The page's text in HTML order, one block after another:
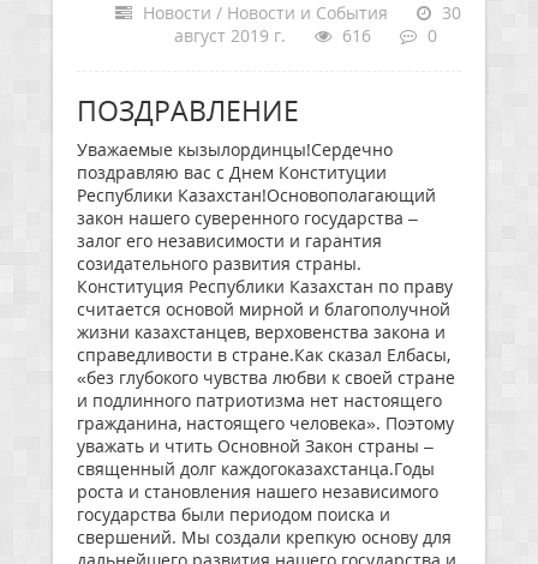
Новости / Новости и События
30
август 2019 г.
616 0
ПОЗДРАВЛЕНИЕ
Уважаемые кызылординцы!Сердечно
поздравляю вас с Днем Конституции
Республики Казахстан!Основополагающий
закон нашего суверенного государства –
залог его независимости и гарантия
созидательного развития страны.
Конституция Республики Казахстан по праву
считается основой мирной и благополучной
жизни казахстанцев, верховенства закона и
справедливости в стране.Как сказал Елбасы,
«без глубокого чувства любви к своей стране
и подлинного патриотизма нет настоящего
гражданина, настоящего человека». Поэтому
уважать и чтить Основной Закон страны –
священный долг каждогоказахстанца.Годы
роста и становления нашего независимого
государства были периодом поиска и
свершений. Мы создали крепкую основу для